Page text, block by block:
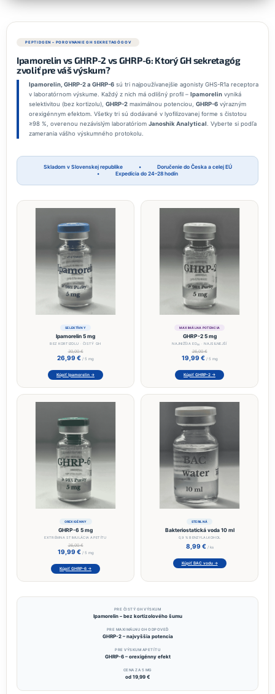
PEPTIDGEN – POROVNANIE GH SEKRETAGÓGOV
Ipamorelin vs GHRP-2 vs GHRP-6: Ktorý GH sekretagóg
zvoliť pre váš výskum?
Ipamorelin, GHRP-2 a GHRP-6 sú tri najpoužívanejšie agonisty GHS-R1a receptora
v laboratórnom výskume. Každý z nich má odlišný profil – Ipamorelin vyniká
selektivitou (bez kortizolu), GHRP-2 maximálnou potenciou, GHRP-6 výrazným
orexigénnym efektom. Všetky tri sú dodávané v lyofilizovanej forme s čistotou
≥98 %, overenou nezávislým laboratóriom Janoshik Analytical. Vyberte si podľa
zamerania vášho výskumného protokolu.
Skladom v Slovenskej republike •
Doručenie do Česka a celej EÚ
•
Expedícia do 24–28 hodín
SELEKTÍVNY
Ipamorelin 5 mg
BEZ KORTIZOLU · ČISTÝ GH
30,00 €
26,99 € / 5 mg
Kúpiť Ipamorelin →
MAXIMÁLNA POTENCIA
GHRP-2 5 mg
NAJNIŽŠIA ED₅₀ · NAJSILNEJŠÍ
26,00 €
19,99 € / 5 mg
Kúpiť GHRP-2 →
OREXIGÉNNY
GHRP-6 5 mg
EXTRÉMNA STIMULÁCIA APETÍTU
26,00 €
19,99 € / 5 mg
Kúpiť GHRP-6 →
STERILNÁ
Bakteriostatická voda 10 ml
0,9 % BENZYLALKOHOL
8,99 € / ks
Kúpiť BAC vodu →
PRE ČISTÝ GH VÝSKUM
Ipamorelin – bez kortizolového šumu
PRE MAXIMÁLNU GH ODPOVEĎ
GHRP-2 – najvyššia potencia
PRE VÝSKUM APETÍTU
GHRP-6 – orexigénny efekt
CENA ZA 5 MG
od 19,99 €